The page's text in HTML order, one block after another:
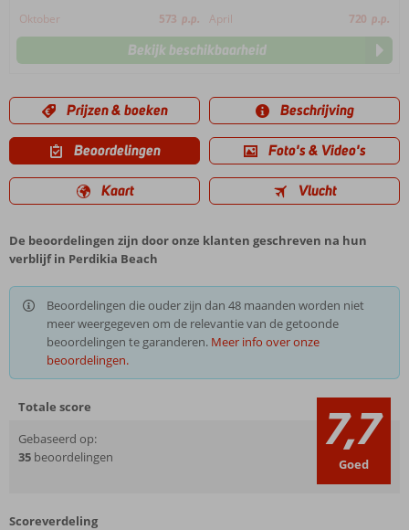
Oktober
573 p.p. April 720 p.p.
Bekijk beschikbaarheid
Prijzen & boeken Beschrijving
Beoordelingen Foto's & Video's
Kaart Vlucht
De beoordelingen zijn door onze klanten geschreven na hun
verblijf in Perdikia Beach
Beoordelingen die ouder zijn dan 48 maanden worden niet
meer weergegeven om de relevantie van de getoonde
beoordelingen te garanderen. Meer info over onze
beoordelingen.
Totale score
Gebaseerd op:
35 beoordelingen 7,7
Goed
Scoreverdeling